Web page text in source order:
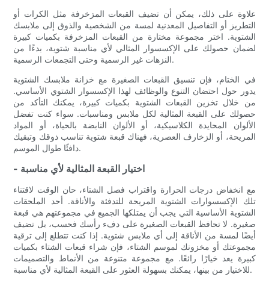
علاوة على ذلك، يمكن أن تضيف القبعات المزخرفة مثل الكرات أو
التطريز أو التفاصيل المعدنية لمسة من الشخصية والذوق إلى ملابسك
الشتوية. اختر مجموعة مختارة من القبعات المزخرفة بكميات كبيرة
لضمان حصولك على الإكسسوار المثالي لأي مناسبة شتوية، بدءًا من
النزهات غير الرسمية وحتى التجمعات الرسمية.
في الختام، فإن تنسيق القبعات الصغيرة مع خزانة ملابسك الشتوية
يدور حول احتضان التنوع والوظائف لهذا الإكسسوار الشتوي الأساسي.
من خلال تخزين القبعات الشتوية بكميات كبيرة، يمكنك التأكد من
حصولك على القبعة المثالية لكل ملابس ومناسبات. سواء كنت تفضل
الألوان المحايدة الكلاسيكية، أو الألوان النابضة بالحياة، أو المواد
المريحة، أو الزخارف العصرية، فهناك قبعة شتوية تناسب ذوقك وتبقيك
دافئًا طوال الموسم.
- اختيار القبعة المثالية لأي مناسبة
مع انخفاض درجات الحرارة واقتراب فصل الشتاء، حان الوقت لاقتناء
تلك الإكسسوارات الشتوية المريحة للتدفئة والأناقة. أحد الملحقات
الشتوية الأساسية التي يجب أن يمتلكها الجميع في مجموعتهم هي قبعة
صغيرة. لا تحافظ القبعات الصغيرة على دفء رأسك فحسب، بل تضيف
أيضًا لمسة من الأناقة إلى أي ملابس شتوية. إذا كنت تتطلع إلى ترقية
مجموعتك أو مخزونك لموسم الشتاء، فإن شراء قبعات الشتاء بكميات
كبيرة يعد خيارًا رائعًا. مع مجموعة متنوعة من الأنماط والتصميمات
للاختيار من بينها، يمكنك بسهولة العثور على القبعة المثالية لأي مناسبة.